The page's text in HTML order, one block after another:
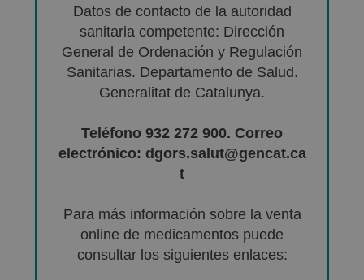
Datos de contacto de la autoridad
sanitaria competente: Dirección
General de Ordenación y Regulación
Sanitarias. Departamento de Salud.
Generalitat de Catalunya.
Teléfono 932 272 900. Correo
electrónico: dgors.salut@gencat.ca
t
Para más información sobre la venta
online de medicamentos puede
consultar los siguientes enlaces: